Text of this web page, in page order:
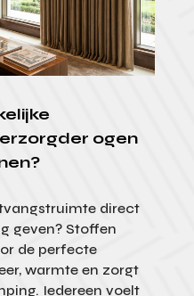
ogen
direct
geven? Stoffen
de perfecte
warmte en zorgt
Iedereen voelt